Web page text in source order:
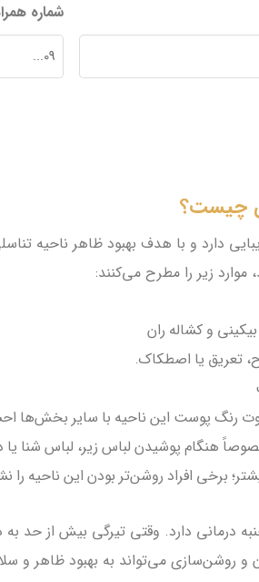
شماره
چیست؟
دارد و با هدف بهبود ظاهر ناحیه
موارد زیر را مطرح می‌کنند:
و کشاله ران
تعریق یا اصطکاک.
رنگ پوست این ناحیه با سایر بخش‌ها
هنگام پوشیدن لباس زیر، لباس شنا یا
برخی افراد روشن‌تر بودن این ناحیه
درمانی دارد. وقتی تیرگی بیش از حد
و روشن‌سازی می‌تواند به بهبود ظاهر